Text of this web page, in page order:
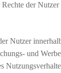
der
Nutzer
und